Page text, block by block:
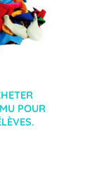
POUR